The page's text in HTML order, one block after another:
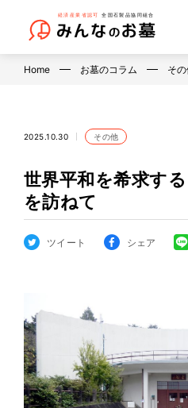
Home お墓のコラム そ
2025.10.30 その他
世界平和を希求する
を訪ねて
ツイート シェア